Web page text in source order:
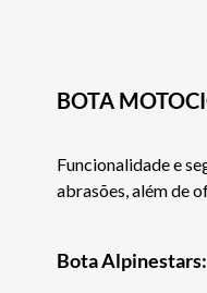
BOTA
Funcionalidade e
abrasões, além de
Bota